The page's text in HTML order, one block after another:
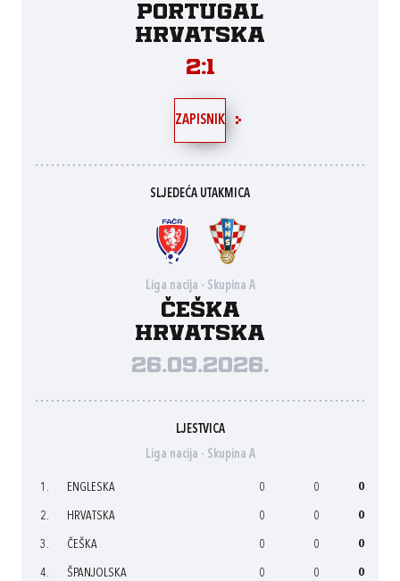
Portugal
Hrvatska
2:1
ZAPISNIK
SLJEDEĆA UTAKMICA
Liga nacija - Skupina A
Češka
Hrvatska
26.09.2026.
LJESTVICA
Liga nacija - Skupina A
1. ENGLESKA 0 0 0
2. HRVATSKA 0 0 0
3. ČEŠKA 0 0 0
4. ŠPANJOLSKA 0 0 0